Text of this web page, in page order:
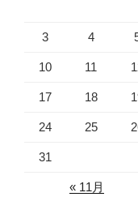
3 4
10 11
17 18
24 25
31
« 11月